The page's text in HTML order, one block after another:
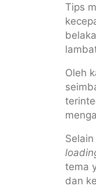
Tips
Oleh
tema
dan